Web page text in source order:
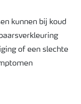
kunnen bij koud
of een slechte